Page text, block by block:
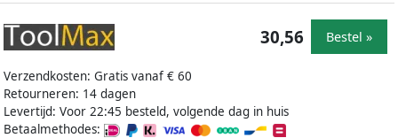
Verzendkosten: Gratis vanaf € 60
Retourneren: 14 dagen
Levertijd: Voor 22:45 besteld, volgende dag in huis
Betaalmethodes:
30,56 Bestel »